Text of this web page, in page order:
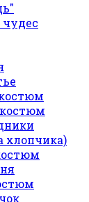
чудес
хлопчика)